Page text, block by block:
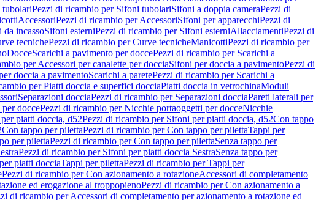
Pezzi di ricambio per Sifoni tubolariSifoni a doppia cameraPezzi di
AccessoriPezzi di ricambio per AccessoriSifoni per apparecchiPezzi di
incassoSifoni esterniPezzi di ricambio per Sifoni esterniAllacciamentiPezzi di
tecnichePezzi di ricambio per Curve tecnicheManicottiPezzi di ricambio per
DocceScarichi a pavimento per doccePezzi di ricambio per Scarichi a
per Accessori per canalette per docciaSifoni per doccia a pavimentoPezzi di
doccia a pavimentoScarichi a paretePezzi di ricambio per Scarichi a
per Piatti doccia e superfici docciaPiatti doccia in vetrochinaModuli
Separazioni docciaPezzi di ricambio per Separazioni docciaPareti laterali per
doccePezzi di ricambio per Nicchie portaoggetti per docceNicchie
piatti doccia, d52Pezzi di ricambio per Sifoni per piatti doccia, d52Con tappo
Con tappo per pilettaPezzi di ricambio per Con tappo per pilettaTappi per
per pilettaPezzi di ricambio per Con tappo per pilettaSenza tappo per
Pezzi di ricambio per Sifoni per piatti doccia SestraSenza tappo per
piatti docciaTappi per pilettaPezzi di ricambio per Tappi per
Pezzi di ricambio per Con azionamento a rotazioneAccessori di completamento
ed erogazione al troppopienoPezzi di ricambio per Con azionamento a
di ricambio per Accessori di completamento per azionamento a rotazione ed